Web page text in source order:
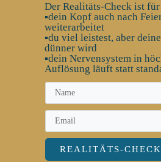
Der Realitäts-Check ist
▪️dein Kopf auch nach
weiterarbeitet
▪️du viel leistest, aber
dünner wird
▪️dein Nervensystem in
Auflösung läuft statt
REALITÄTS-